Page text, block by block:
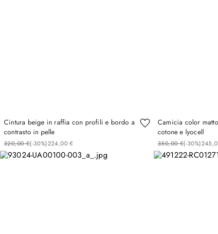
Cintura beige in raffia con profili e bordo a
contrasto in pelle
320,00 €(-30%)224,00 €
Camicia color
cotone e lyocell
350,00 €(-30%)245,